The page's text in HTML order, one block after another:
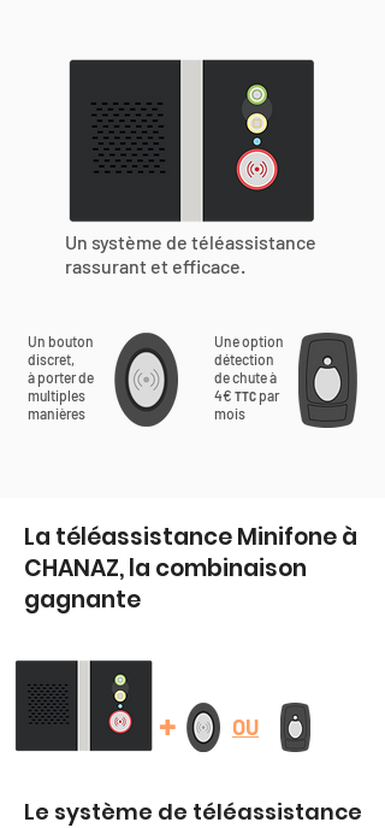
Un système de téléassistance
rassurant et efficace.
Un bouton
discret,
à porter de
multiples
manières
Une option
détection
de chute à
4€ TTC par
mois
La téléassistance Minifone à
CHANAZ, la combinaison
gagnante
+ OU
Le système de téléassistance